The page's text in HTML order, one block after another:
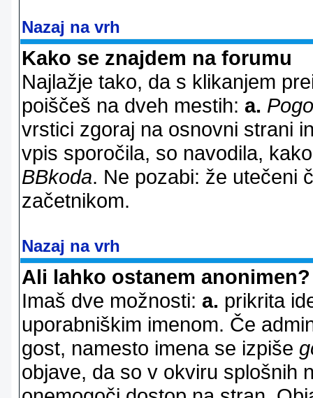
Nazaj na vrh
Kako se znajdem na forumu
Najlažje tako, da s klikanjem
poiščeš na dveh mestih: a.
vrstici zgoraj na osnovni strani
vpis sporočila, so navodila,
BBkoda. Ne pozabi: že utečeni
začetnikom.
Nazaj na vrh
Ali lahko ostanem anonimen?
Imaš dve možnosti: a. prikrita
uporabniškim imenom. Če
gost, namesto imena se izpiše
objave, da so v okviru splošnih